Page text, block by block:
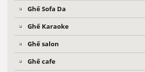
Ghế Sofa Da
Ghế Karaoke
Ghế salon
Ghế cafe